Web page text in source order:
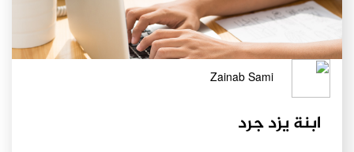
Zainab Sami
ابنة يزد جرد